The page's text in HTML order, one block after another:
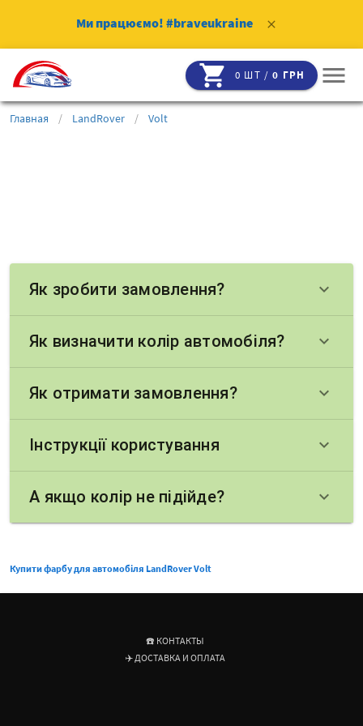
Ми працюємо! #braveukraine clear
shopping_cart 0 ШТ /0 ГРН menu
Главная / LandRover / Volt
Як зробити замовлення? keyboard_arrow_down
Як визначити колір автомобіля? keyboard_arrow_down
Як отримати замовлення? keyboard_arrow_down
Інструкції користування keyboard_arrow_down
А якщо колір не підійде? keyboard_arrow_down
Купити фарбу для автомобіля LandRover Volt
☎️ КОНТАКТЫ
✈️ ДОСТАВКА И ОПЛАТА